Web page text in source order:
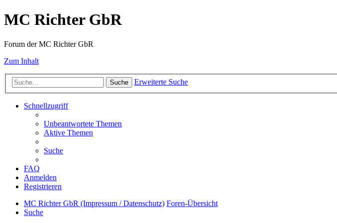
MC Richter GbR
Forum der MC Richter GbR
Zum Inhalt
Suche Erweiterte Suche
Schnellzugriff
Unbeantwortete Themen
Aktive Themen
Suche
FAQ
Anmelden
Registrieren
MC Richter GbR (Impressum / Datenschutz) Foren-Übersicht
Suche